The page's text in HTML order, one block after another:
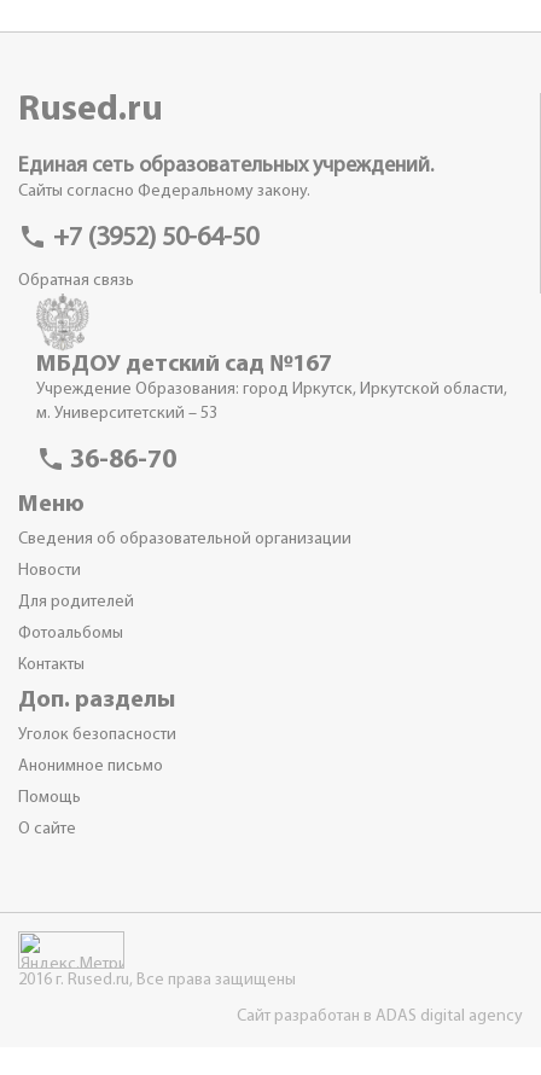
Rused.ru
Единая сеть образовательных учреждений.
Сайты согласно Федеральному закону.
phone +7 (3952) 50-64-50
Обратная связь
МБДОУ детский сад №167
Учреждение Образования: город Иркутск, Иркутской области,
м. Университетский – 53
phone 36-86-70
Меню
Сведения об образовательной организации
Новости
Для родителей
Фотоальбомы
Контакты
Доп. разделы
Уголок безопасности
Анонимное письмо
Помощь
О сайте
2016 г. Rused.ru, Все права защищены
Сайт разработан в ADAS digital agency